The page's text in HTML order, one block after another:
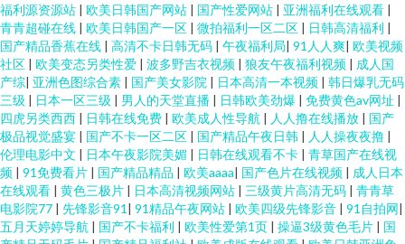
福利源资源站 | 欧美日韩国产网站 | 国产性爱网站 | 亚洲福利在线观看 |
青青超碰在线 | 欧美日韩国产一区 | 微拍福利一区二区 | 日韩高清福利 |
国产精品香蕉在线 | 高清不卡日韩无码 | 午夜福利局| 91人人爽| 欧美视频
社区 | 欧美变态另类性爱 | 波多野吉衣视频 | 狼友午夜福利视频 | 成人国
产综| 亚洲色图综合素 | 国产美女影院 | 日本高清一本视频 | 韩日爆乳无码
三级 | 日本一区三级 | 男人的天堂直播 | 日韩欧美劲爆 | 免费黄色av网址 |
四虎另类西西 | 日韩在线免费 | 欧美成人性导航 | 人人撸在线播放 | 国产
极品视觉盛宴 | 国产不卡一区二区 | 国产精品午夜日韩 | 人人操夜夜撸 |
伦理电影中文 | 日本午夜影院美媚 | 日韩在线观看不卡 | 青草国产在线视
频 | 91免费看片 | 国产精品精品 | 欧美aaaa| 国产色片在线视频 | 成人日本
在线观看 | 黄色三极片 | 日本高清视频网站 | 三级黄片高清无码 | 青青草
电影院77 | 先锋影音91 | 91精品午夜网站 | 欧美四级先锋影音 | 91自拍网|
五月天婷婷导航 | 国产不卡福利 | 欧美性爱第1页 | 操逼3级黄色毛片 | 国